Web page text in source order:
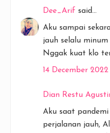
Dee_Arif said...
Aku sampai
jauh selalu
Nggak kuat klo
14 December 2022
Dian Restu
Aku saat
perjalanan jauh,